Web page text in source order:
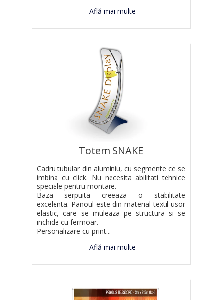
Află mai multe
Totem SNAKE
Cadru tubular din aluminiu, cu segmente ce se
imbina cu click. Nu necesita abilitati tehnice
speciale pentru montare.
Baza serpuita creeaza o stabilitate
excelenta. Panoul este din material textil usor
elastic, care se muleaza pe structura si se
inchide cu fermoar.
Personalizare cu print...
Află mai multe